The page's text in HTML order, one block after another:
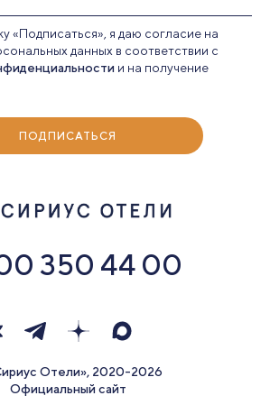
350 44 00
Отели», 2020-2026
Официальный сайт
«Подписаться», я даю согласие на
данных в соответствии с
и на получение
ПОДПИСАТЬСЯ